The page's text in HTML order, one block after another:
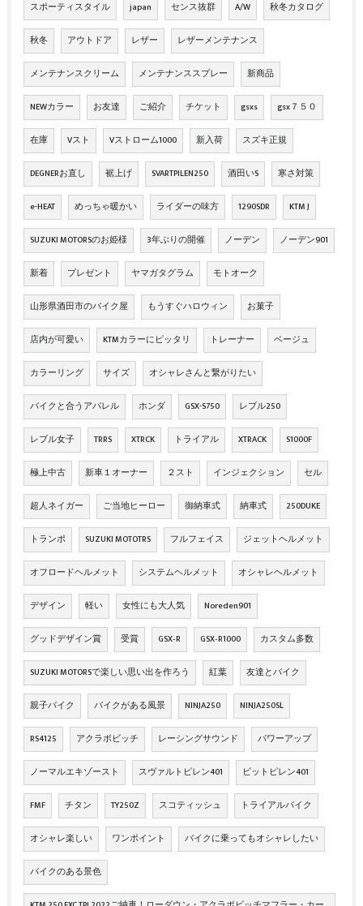
スポーティスタイル japan センス抜群 A/W 秋冬カタログ
秋冬 アウトドア レザー レザーメンテナンス
メンテナンスクリーム メンテナンススプレー 新商品
NEWカラー お友達 ご紹介 チケット gsxs gsx７５０
在庫 Vスト Vストローム1000 新入荷 スズキ正規
DEGNERお直し 裾上げ SVARTPILEN250 酒田いS 寒さ対策
e-HEAT めっちゃ暖かい ライダーの味方 1290SDR KTM J
SUZUKI MOTORSのお姫様 3年ぶりの開催 ノーデン ノーデン901
新着 プレゼント ヤマガタグラム モトオーク
山形県酒田市のバイク屋 もうすぐハロウィン お菓子
店内が可愛い KTMカラーにピッタリ トレーナー ベージュ
カラーリング サイズ オシャレさんと繋がりたい
バイクと合うアパレル ホンダ GSX-S750 レブル250
レブル女子 TRRS XTRCK トライアル XTRACK S1000F
極上中古 新車１オーナー ２スト インジェクション セル
超人ネイガー ご当地ヒーロー 御納車式 納車式 250DUKE
トランポ SUZUKI MOTOTRS フルフェイス ジェットヘルメット
オフロードヘルメット システムヘルメット オシャレヘルメット
デザイン 軽い 女性にも大人気 Noreden901
グッドデザイン賞 受賞 GSX‐R GSX‐R1000 カスタム多数
SUZUKI MOTORSで楽しい思い出を作ろう 紅葉 友達とバイク
親子バイク バイクがある風景 NINJA250 NINJA250SL
RS4125 アクラボビッチ レーシングサウンド パワーアップ
ノーマルエキゾースト スヴァルトピレン401 ビットピレン401
FMF チタン TY250Z スコティッシュ トライアルバイク
オシャレ楽しい ワンポイント バイクに乗ってもオシャレしたい
バイクのある景色